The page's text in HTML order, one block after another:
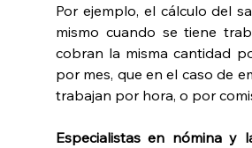
Por ejemplo, el cálculo del
mismo cuando se tiene
cobran la misma cantidad
por mes, que en el caso de
trabajan por hora, o por
Especialistas en nómina y